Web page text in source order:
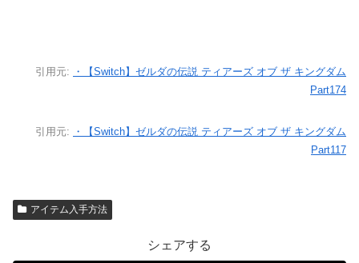
引用元:
・【Switch】ゼルダの伝説 ティアーズ オブ ザ キングダム
Part174
引用元:
・【Switch】ゼルダの伝説 ティアーズ オブ ザ キングダム
Part117
アイテム入手方法
シェアする